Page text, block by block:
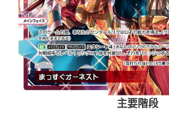
主要階段